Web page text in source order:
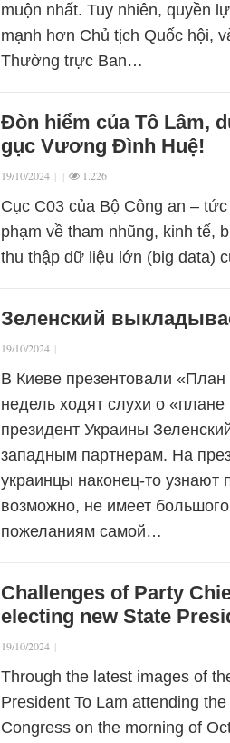
muộn nhất. Tuy nhiên, quyền
mạnh hơn Chủ tịch Quốc hội,
Thường trực Ban…
Đòn hiểm của Tô Lâm,
gục Vương Đình Huệ!
19/10/2024 | | 1.226
Cục C03 của Bộ Công an –
phạm về tham nhũng, kinh tế,
thu thập dữ liệu lớn (big data)
Зеленский
19/10/2024 |
В Киеве презентовали
недель ходят слухи о
президент Украины
западным партнерам. На
украинцы наконец-то узнают
возможно, не имеет
пожеланиям самой…
Challenges of Party
electing new State
19/10/2024 |
Through the latest images of
President To Lam attending
Congress on the morning of